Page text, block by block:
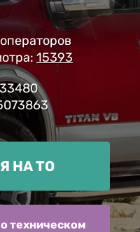
15393
НА ТО
техническом